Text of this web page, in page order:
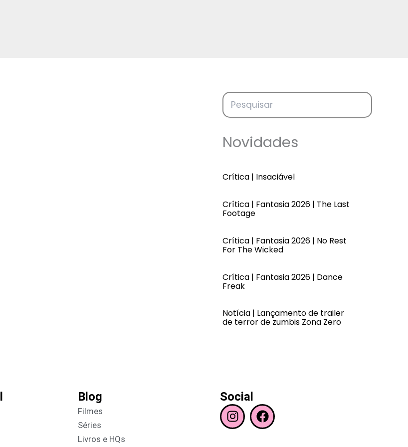
Novidades
Crítica | Insaciável
Crítica | Fantasia 2026 | The Last
Footage
Crítica | Fantasia 2026 | No Rest
For The Wicked
Crítica | Fantasia 2026 | Dance
Freak
Notícia | Lançamento de trailer
de terror de zumbis Zona Zero
Blog
Filmes
Séries
Livros e HQs
Social
I
n
s
F
a
c